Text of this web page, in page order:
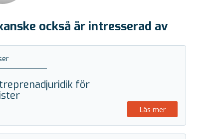
också är intresserad av
för
Läs mer